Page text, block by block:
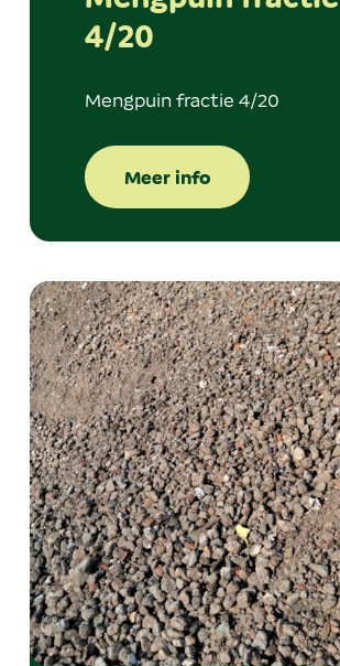
4/20
Mengpuin fractie 4/20
Meer info